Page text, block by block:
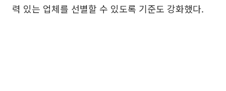
력 있는 업체를 선별할 수 있도록 기준도 강화했다.